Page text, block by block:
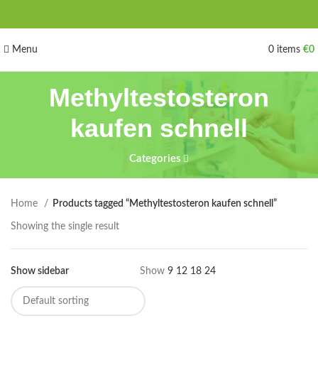
Menu 0 items €0
Methyltestosteron
kaufen schnell
Categories
Home Products tagged “Methyltestosteron kaufen schnell”
Showing the single result
Show sidebar Show 9 12 18 24